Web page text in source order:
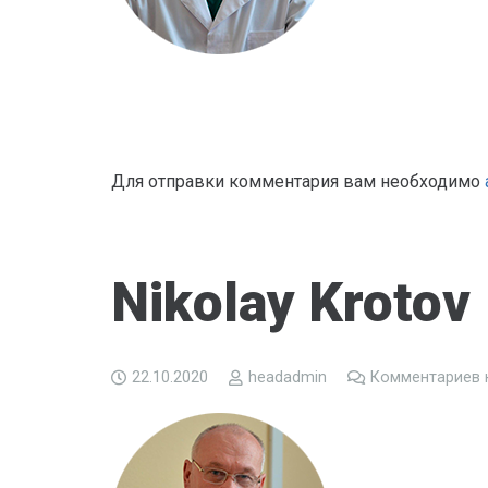
Для отправки комментария вам необходимо
Nikolay Krotov
22.10.2020 headadmin Комментариев